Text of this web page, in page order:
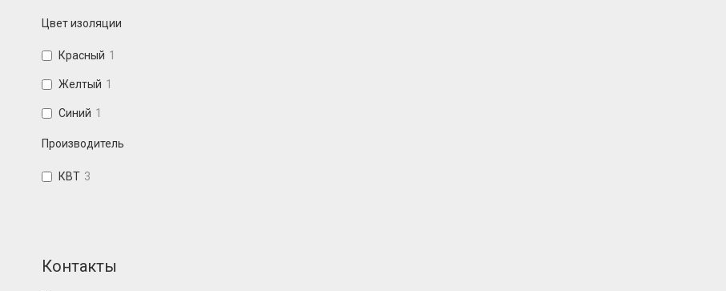
Цвет изоляции
Красный 1
Желтый 1
Синий 1
Производитель
КВТ 3